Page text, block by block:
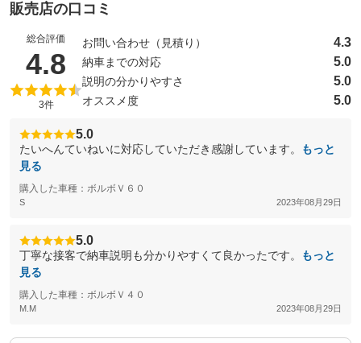
販売店の口コミ
総合評価
4.8 （5点満点中）
3件
お問い合わせ（見積り） 4.3
納車までの対応 5.0
説明の分かりやすさ 5.0
オススメ度 5.0
5.0
たいへんていねいに対応していただき感謝しています。
もっと
見る
購入した車種：ボルボＶ６０
S 2023年08月29日
5.0
丁寧な接客で納車説明も分かりやすくて良かったです。
もっと
見る
購入した車種：ボルボＶ４０
M.M 2023年08月29日